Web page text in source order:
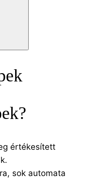
értékesített
sok automata